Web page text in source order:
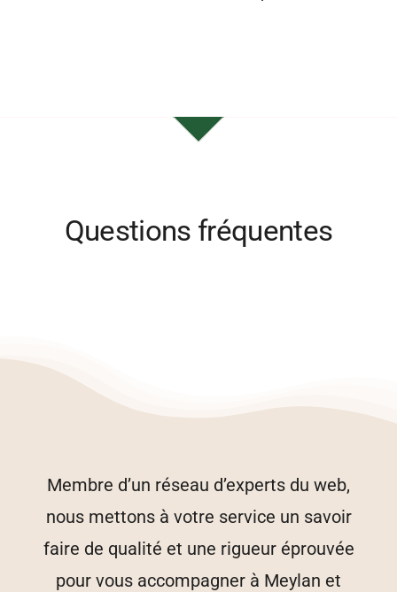
Questions fréquentes
Membre d’un réseau d’experts du web,
nous mettons à votre service un savoir
faire de qualité et une rigueur éprouvée
pour vous accompagner à Meylan et